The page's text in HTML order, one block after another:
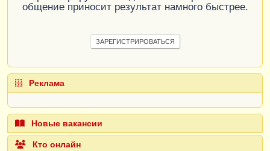
общение приносит результат намного быстрее.
ЗАРЕГИСТРИРОВАТЬСЯ
Реклама
Новые вакансии
Кто онлайн